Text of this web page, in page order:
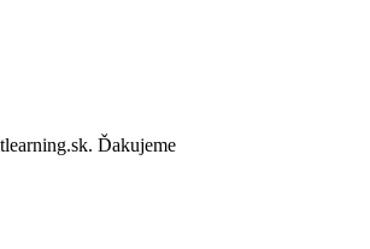
Ďakujeme